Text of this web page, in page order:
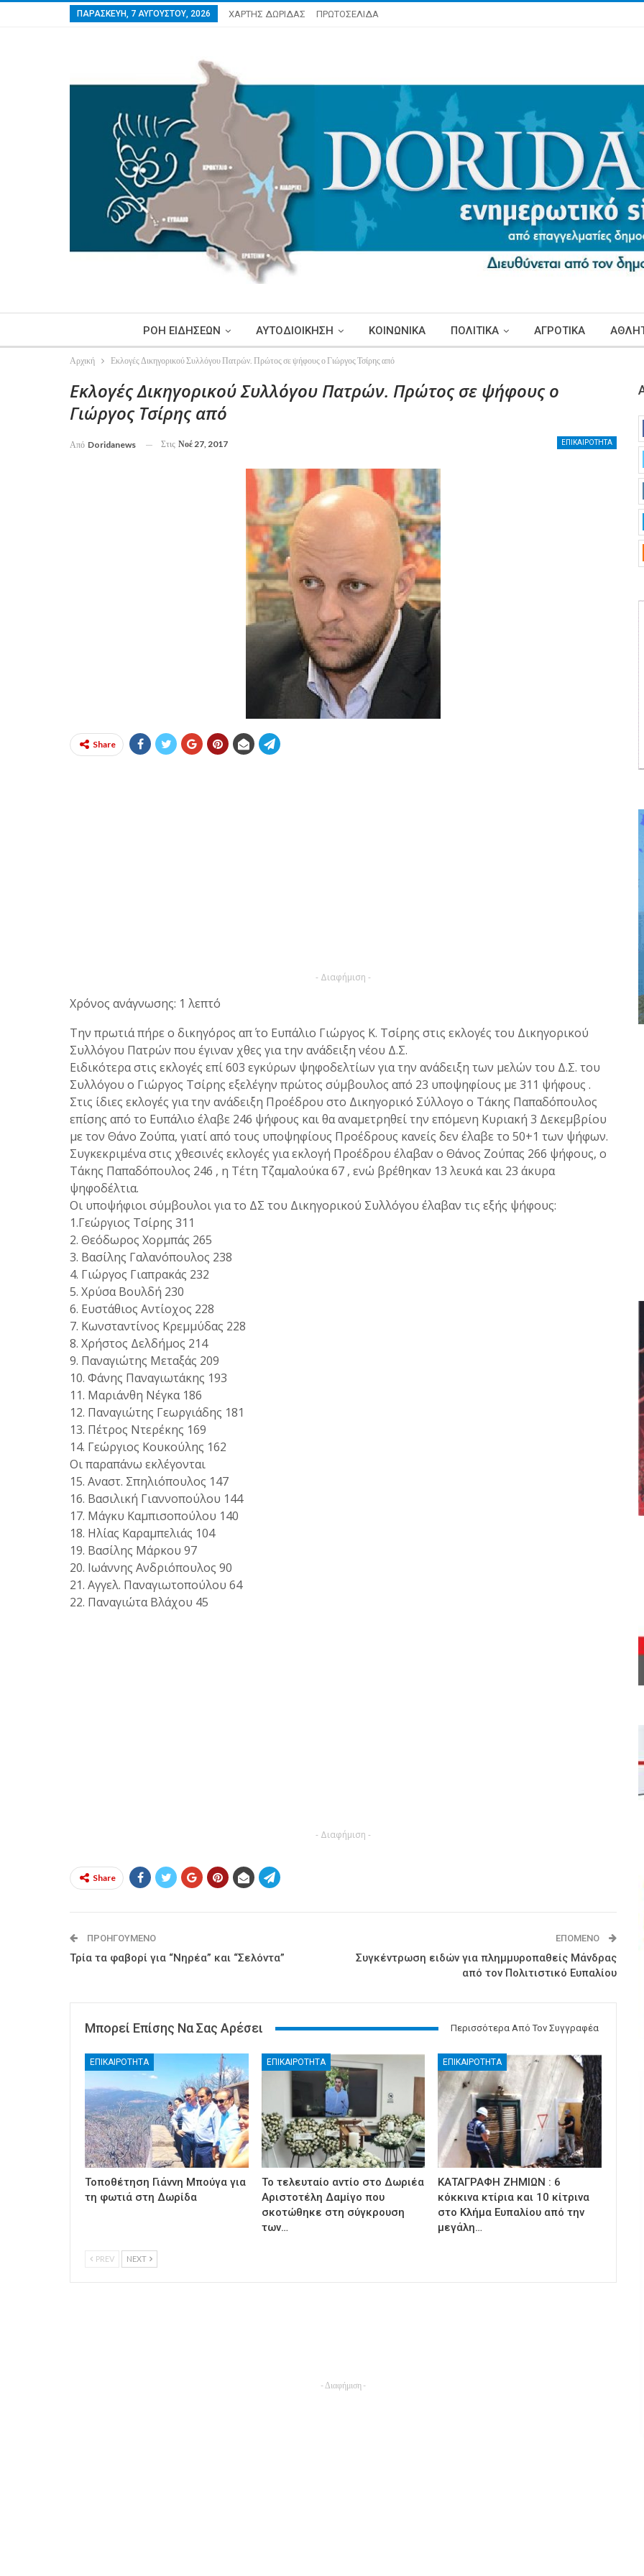
ΠΑΡΑΣΚΕΥΉ, 7 ΑΥΓΟΎΣΤΟΥ, 2026 ΧΑΡΤΗΣ ΔΩΡΙΔΑΣ ΠΡΩΤΟΣΕΛΙΔΑ
ΡΟΗ ΕΙΔΗΣΕΩΝ ΑΥΤΟΔΙΟΙΚΗΣΗ ΚΟΙΝΩΝΙΚΑ ΠΟΛΙΤΙΚΑ ΑΓΡΟΤΙΚΑ
Αρχική Εκλογές Δικηγορικού Συλλόγου Πατρών. Πρώτος σε ψήφους ο Γιώργος Τσίρης από
Εκλογές Δικηγορικού Συλλόγου Πατρών. Πρώτος σε ψήφους ο
Γιώργος Τσίρης από
ΕΠΙΚΑΙΡΟΤΗΤΑ
Από Doridanews Στις Νοέ 27, 2017
Share
- Διαφήμιση -
Χρόνος ανάγνωσης: 1 λεπτό
Την πρωτιά πήρε ο δικηγόρος απ΄ το Ευπάλιο Γιώργος Κ. Τσίρης στις εκλογές του Δικηγορικού
Συλλόγου Πατρών που έγιναν χθες για την ανάδειξη νέου Δ.Σ.
Ειδικότερα στις εκλογές επί 603 εγκύρων ψηφοδελτίων για την ανάδειξη των μελών του Δ.Σ. του
Συλλόγου ο Γιώργος Τσίρης εξελέγην πρώτος σύμβουλος από 23 υποψηφίους με 311 ψήφους .
Στις ίδιες εκλογές για την ανάδειξη Προέδρου στο Δικηγορικό Σύλλογο ο Τάκης Παπαδόπουλος
επίσης από το Ευπάλιο έλαβε 246 ψήφους και θα αναμετρηθεί την επόμενη Κυριακή 3 Δεκεμβρίου
με τον Θάνο Ζούπα, γιατί από τους υποψηφίους Προέδρους κανείς δεν έλαβε το 50+1 των ψήφων.
Συγκεκριμένα στις χθεσινές εκλογές για εκλογή Προέδρου έλαβαν ο Θάνος Ζούπας 266 ψήφους, ο
Τάκης Παπαδόπουλος 246 , η Τέτη Τζαμαλούκα 67 , ενώ βρέθηκαν 13 λευκά και 23 άκυρα
ψηφοδέλτια.
Οι υποψήφιοι σύμβουλοι για το ΔΣ του Δικηγορικού Συλλόγου έλαβαν τις εξής ψήφους:
1.Γεώργιος Τσίρης 311
2. Θεόδωρος Χορμπάς 265
3. Βασίλης Γαλανόπουλος 238
4. Γιώργος Γιαπρακάς 232
5. Χρύσα Βουλδή 230
6. Ευστάθιος Αντίοχος 228
7. Κωνσταντίνος Κρεμμύδας 228
8. Χρήστος Δελδήμος 214
9. Παναγιώτης Μεταξάς 209
10. Φάνης Παναγιωτάκης 193
11. Μαριάνθη Νέγκα 186
12. Παναγιώτης Γεωργιάδης 181
13. Πέτρος Ντερέκης 169
14. Γεώργιος Κουκούλης 162
Οι παραπάνω εκλέγονται
15. Αναστ. Σπηλιόπουλος 147
16. Βασιλική Γιαννοπούλου 144
17. Μάγκυ Καμπισοπούλου 140
18. Ηλίας Καραμπελιάς 104
19. Βασίλης Μάρκου 97
20. Ιωάννης Ανδριόπουλος 90
21. Αγγελ. Παναγιωτοπούλου 64
22. Παναγιώτα Βλάχου 45
- Διαφήμιση -
Share
ΠΡΟΗΓΟΎΜΕΝΟ
Τρία τα φαβορί για “Νηρέα” και “Σελόντα”
ΕΠΌΜΕΝΟ
Συγκέντρωση ειδών για πλημμυροπαθείς Μάνδρας
από τον Πολιτιστικό Ευπαλίου
Μπορεί Επίσης Να Σας Αρέσει Περισσότερα Από Τον Συγγραφέα
ΕΠΙΚΑΙΡΟΤΗΤΑ
Τοποθέτηση Γιάννη Μπούγα για
τη φωτιά στη Δωρίδα
ΕΠΙΚΑΙΡΟΤΗΤΑ
Το τελευταίο αντίο στο Δωριέα
Αριστοτέλη Δαμίγο που
σκοτώθηκε στη σύγκρουση
των…
ΕΠΙΚΑΙΡΟΤΗΤΑ
ΚΑΤΑΓΡΑΦΗ ΖΗΜΙΩΝ : 6
κόκκινα κτίρια και 10 κίτρινα
στο Κλήμα Ευπαλίου από την
μεγάλη…
PREV NEXT
- Διαφήμιση -